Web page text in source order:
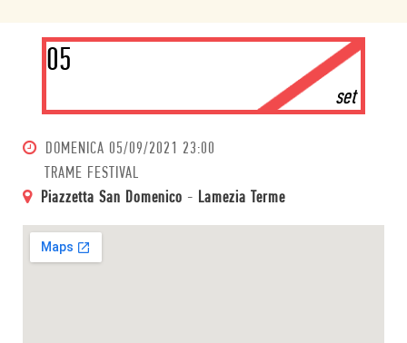
05
set
DOMENICA 05/09/2021 23:00
TRAME FESTIVAL
Piazzetta San Domenico - Lamezia Terme